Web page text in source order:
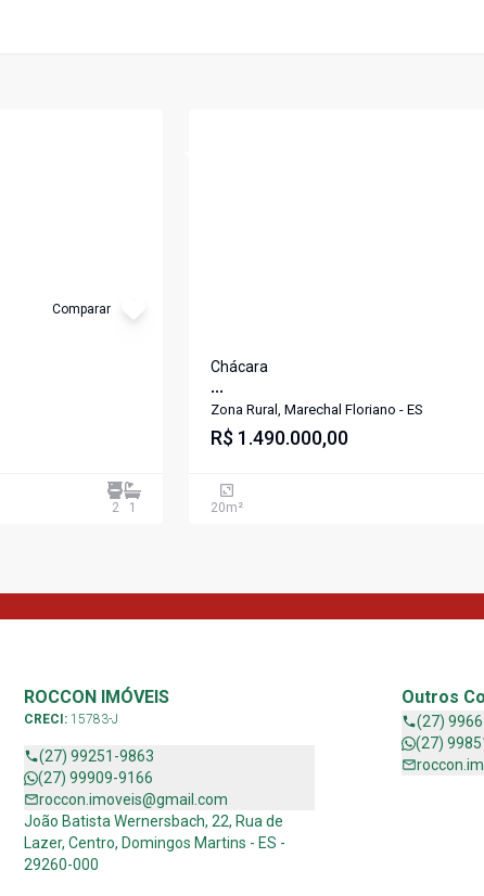
Comparar
2 1
Chácara
...
Zona Rural, Marechal Floriano - ES
R$ 1.490.000,00
20m²
ROCCON IMÓVEIS
CRECI: 15783-J
(27) 99251-9863
(27) 99909-9166
roccon.imoveis@gmail.com
João Batista Wernersbach, 22, Rua de
Lazer, Centro, Domingos Martins - ES -
29260-000
Outros
(27)
(27)